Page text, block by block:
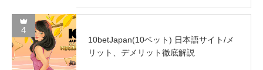
4
10betJapan(10ベット) 日本語サイト/メ
リット、デメリット徹底解説